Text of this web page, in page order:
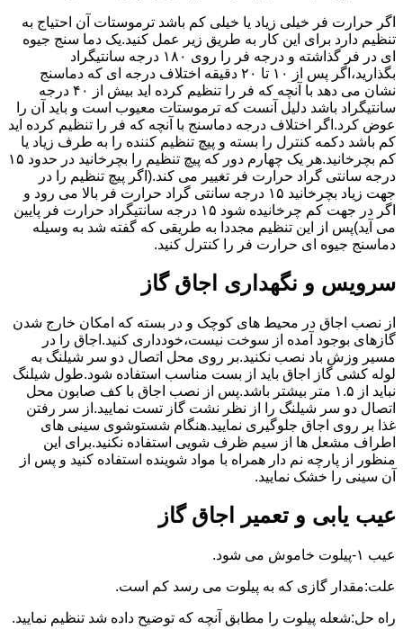
اگر حرارت فر خیلی زیاد یا خیلی کم باشد ترموستات آن احتیاج به
تنظیم دارد برای این کار به طریق زیر عمل کنید.یک دما سنج جیوه
ای در فر گذاشته و درجه فر را روی ۱۸۰ درجه سانتیگراد
بگذارید،اگر پس از ۱۰ تا ۲۰ دقیقه اختلاف درجه ای که دماسنج
نشان می دهد با آنچه که فر را تنظیم کرده اید بیش از ۴۰ درجه
سانتیگراد باشد دلیل آنست که ترموستات معیوب است و باید آن را
عوض کرد.اگر اختلاف درجه دماسنج با آنچه که فر را تنظیم کرده اید
کم باشد دکمه کنترل را بسته و پیچ تنظیم کننده را به طرف زیاد یا
کم بچرخانید.هر یک چهارم دور که پیچ تنظیم را بچرخانید در حدود ۱۵
درجه سانتی گراد حرارت فر تغییر می کند.(اگر پیچ تنظیم را در
جهت زیاد بچرخانید ۱۵ درجه سانتی گراد حرارت فر بالا می رود و
اگر در جهت کم چرخانیده شود ۱۵ درجه سانتیگراد حرارت فر پایین
می آید)پس از این تنظیم مجددا به طریقی که گفته شد به وسیله
دماسنج جیوه ای حرارت فر را کنترل کنید.
سرویس و نگهداری اجاق گاز
از نصب اجاق در محیط های کوچک و در بسته که امکان خارج شدن
گازهای بوجود آمده از سوخت نیست،خودداری کنید.اجاق را در
مسیر وزش باد نصب نکنید.بر روی محل اتصال دو سر شیلنگ به
لوله کشی گاز اجاق باید از بست مناسب استفاده شود.طول شیلنگ
نباید از ۱.۵ متر بیشتر باشد.پس از نصب اجاق با کف صابون محل
اتصال دو سر شیلنگ را از نظر نشت گاز تست نمایید.از سر رفتن
غذا بر روی اجاق جلوگیری نمایید.هنگام شستوشوی سینی های
اطراف مشعل ها از سیم ظرف شویی استفاده نکنید.برای این
منظور از پارچه نم دار همراه با مواد شوینده استفاده کنید و پس از
آن سینی را خشک نمایید.
عیب یابی و تعمیر اجاق گاز
عیب ۱-پیلوت خاموش می شود.
علت:مقدار گازی که به پیلوت می رسد کم است.
راه حل:شعله پیلوت را مطابق آنچه که توضیح داده شد تنظیم نمایید.